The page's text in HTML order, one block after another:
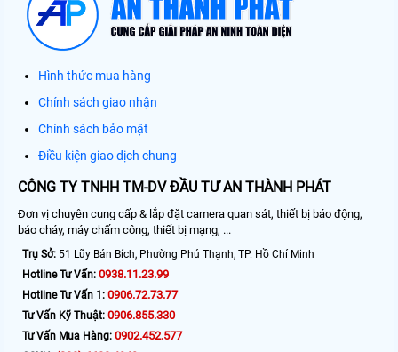
Hình thức mua hàng
Chính sách giao nhận
Chính sách bảo mật
Điều kiện giao dịch chung
CÔNG TY TNHH TM-DV ĐẦU TƯ AN THÀNH PHÁT
Đơn vị chuyên cung cấp & lắp đặt camera quan sát, thiết bị báo động,
báo cháy, máy chấm công, thiết bị mạng, ...
Trụ Sở: 51 Lũy Bán Bích, Phường Phú Thạnh, TP. Hồ Chí Minh
Hotline Tư Vấn: 0938.11.23.99
Hotline Tư Vấn 1: 0906.72.73.77
Tư Vấn Kỹ Thuật: 0906.855.330
Tư Vấn Mua Hàng: 0902.452.577